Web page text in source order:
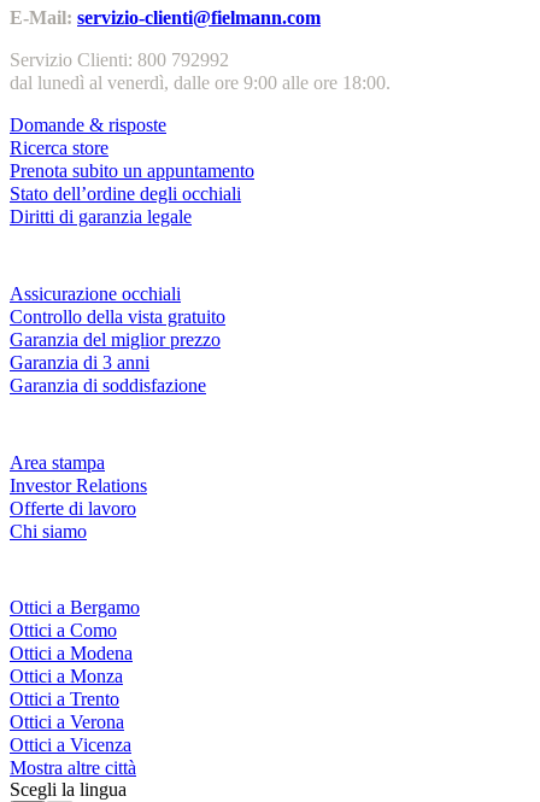
E-Mail: servizio-clienti@fielmann.com
Servizio Clienti: 800 792992
dal lunedì al venerdì, dalle ore 9:00 alle ore 18:00.
Domande & risposte
Ricerca store
Prenota subito un appuntamento
Stato dell’ordine degli occhiali
Diritti di garanzia legale
Assicurazione occhiali
Controllo della vista gratuito
Garanzia del miglior prezzo
Garanzia di 3 anni
Garanzia di soddisfazione
Area stampa
Investor Relations
Offerte di lavoro
Chi siamo
Ottici a Bergamo
Ottici a Como
Ottici a Modena
Ottici a Monza
Ottici a Trento
Ottici a Verona
Ottici a Vicenza
Mostra altre città
Scegli la lingua